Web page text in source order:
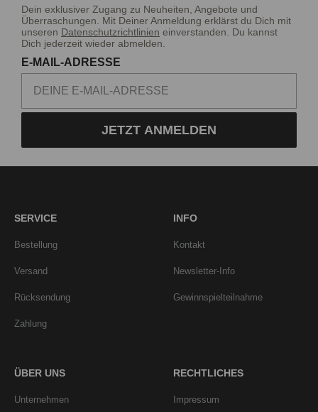
Dein exklusiver Zugang zu Neuheiten, Angebote und
Überraschungen. Mit Deiner Anmeldung erklärst du Dich mit
unseren Datenschutzrichtlinien einverstanden. Du kannst
Dich jederzeit wieder abmelden.
E-MAIL-ADRESSE
JETZT ANMELDEN
SERVICE
Bestellung
Versand
Rücksendung
Zahlung
INFO
Kontakt
Newsletter-Info
Gewinnspielteilnahme
ÜBER UNS
Unternehmen
RECHTLICHES
Impressum